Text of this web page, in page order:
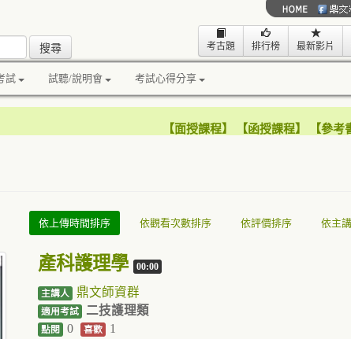
考古題 排行榜 最新影片
試 試聽/說明會 考試心得分享
【面授課程】 【函授課程】 【參考
依上傳時間排序 依觀看次數排序 依評價排序 依主
產科護理學 00:00
主講人 鼎文師資群
適用考試 二技護理類
點閱 0 喜歡 1